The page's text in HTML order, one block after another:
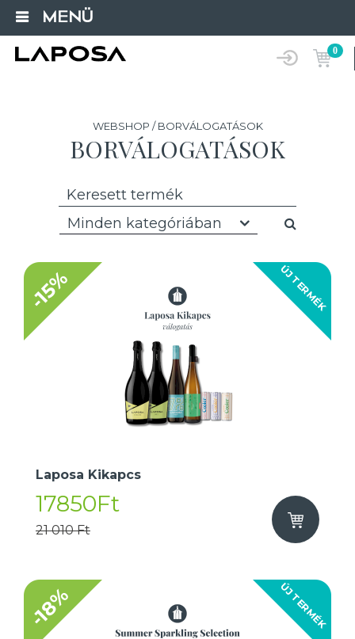
MENÜ
0
WEBSHOP / BORVÁLOGATÁSOK
BORVÁLOGATÁSOK
Minden kategóriában
ÚJ TERMÉK
-15%
Laposa Kikapcs
17850Ft
21 010 Ft
ÚJ TERMÉK
-18%